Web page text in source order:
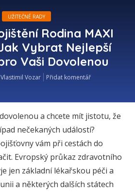
UŽITEČNÉ RADY
Rodina MAXI
Vybrat Nejlepší
Vaši Dovolenou
Vlastimil Vozar Přidat komentář
a chcete mít jistotu, že
nečekaných událostí?
vám při cestách do
Evropský průkaz zdravotního
jen základní lékařskou péči a
a některých dalších státech